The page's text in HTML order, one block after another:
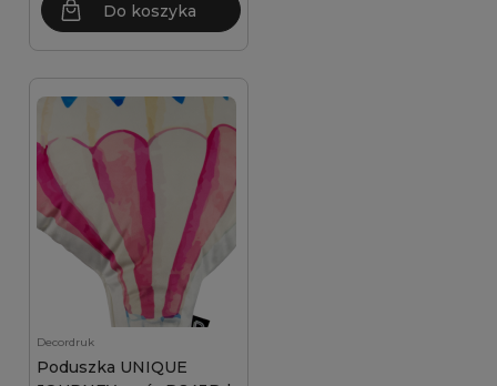
Do koszyka
Decordruk
Poduszka UNIQUE